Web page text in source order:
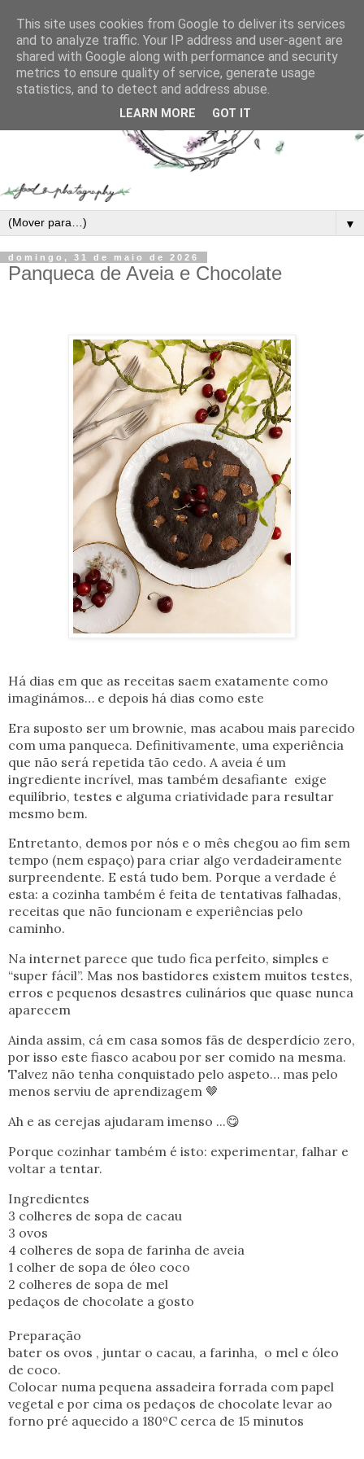
▼
domingo, 31 de maio de 2026
Panqueca de Aveia e Chocolate
Há dias em que as receitas saem exatamente como
imaginámos… e depois há dias como este
Era suposto ser um brownie, mas acabou mais parecido
com uma panqueca. Definitivamente, uma experiência
que não será repetida tão cedo. A aveia é um
ingrediente incrível, mas também desafiante exige
equilíbrio, testes e alguma criatividade para resultar
mesmo bem.
Entretanto, demos por nós e o mês chegou ao fim sem
tempo (nem espaço) para criar algo verdadeiramente
surpreendente. E está tudo bem. Porque a verdade é
esta: a cozinha também é feita de tentativas falhadas,
receitas que não funcionam e experiências pelo
caminho.
Na internet parece que tudo fica perfeito, simples e
“super fácil”. Mas nos bastidores existem muitos testes,
erros e pequenos desastres culinários que quase nunca
aparecem
Ainda assim, cá em casa somos fãs de desperdício zero,
por isso este fiasco acabou por ser comido na mesma.
Talvez não tenha conquistado pelo aspeto… mas pelo
menos serviu de aprendizagem 🤎
Ah e as cerejas ajudaram imenso ...😋
Porque cozinhar também é isto: experimentar, falhar e
voltar a tentar.
Ingredientes
3 colheres de sopa de cacau
3 ovos
4 colheres de sopa de farinha de aveia
1 colher de sopa de óleo coco
2 colheres de sopa de mel
pedaços de chocolate a gosto
Preparação
bater os ovos , juntar o cacau, a farinha, o mel e óleo
de coco.
Colocar numa pequena assadeira forrada com papel
vegetal e por cima os pedaços de chocolate levar ao
forno pré aquecido a 180ºC cerca de 15 minutos
This site uses cookies from Google to deliver its services
and to analyze traffic. Your IP address and user-agent are
shared with Google along with performance and security
metrics to ensure quality of service, generate usage
statistics, and to detect and address abuse.
LEARN MORE GOT IT